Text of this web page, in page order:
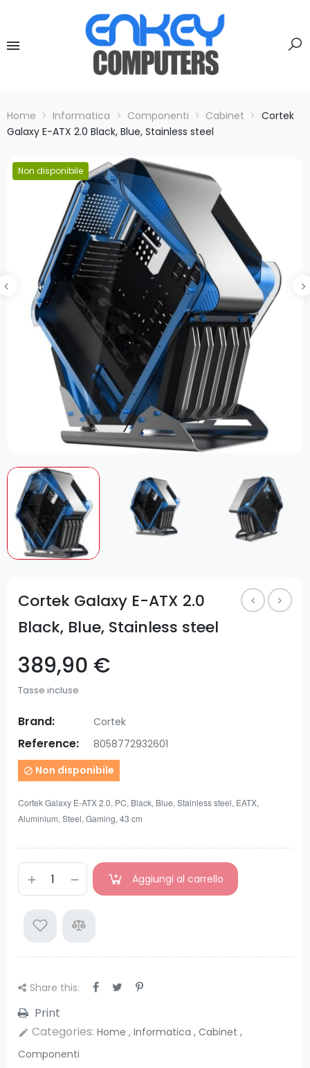
Home Informatica Componenti Cabinet
Cortek
Galaxy E-ATX 2.0 Black, Blue, Stainless steel
Non disponibile
Cortek Galaxy E-ATX 2.0
Black, Blue, Stainless steel
389,90 €
Tasse incluse
Brand: Cortek
Reference: 8058772932601
 Non disponibile
Cortek Galaxy E-ATX 2.0, PC, Black, Blue, Stainless steel, EATX,
Aluminium, Steel, Gaming, 43 cm
Aggiungi al carrello
Share this:
Print
edit Categories: Home , Informatica , Cabinet ,
Componenti